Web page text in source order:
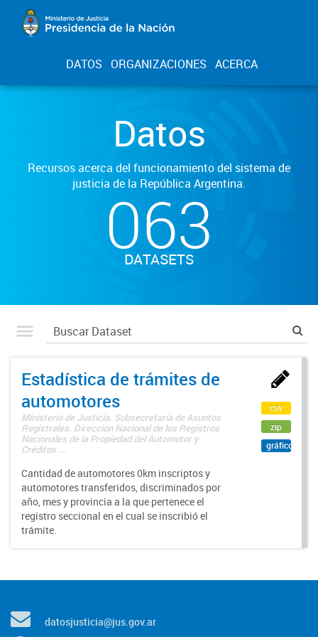
DATOS ORGANIZACIONES ACERCA
Datos
Recursos acerca del funcionamiento del sistema de
justicia de la República Argentina.
063
DATASETS
Estadística de trámites de
automotores
Ministerio de Justicia. Subsecretaría de Asuntos
Registrales. Dirección Nacional de los Registros
Nacionales de la Propiedad del Automotor y
Créditos ...
Cantidad de automotores 0km inscriptos y
automotores transferidos, discriminados por
año, mes y provincia a la que pertenece el
registro seccional en el cual se inscribió el
trámite.
csv
zip
gráfico
datosjusticia@jus.gov.ar